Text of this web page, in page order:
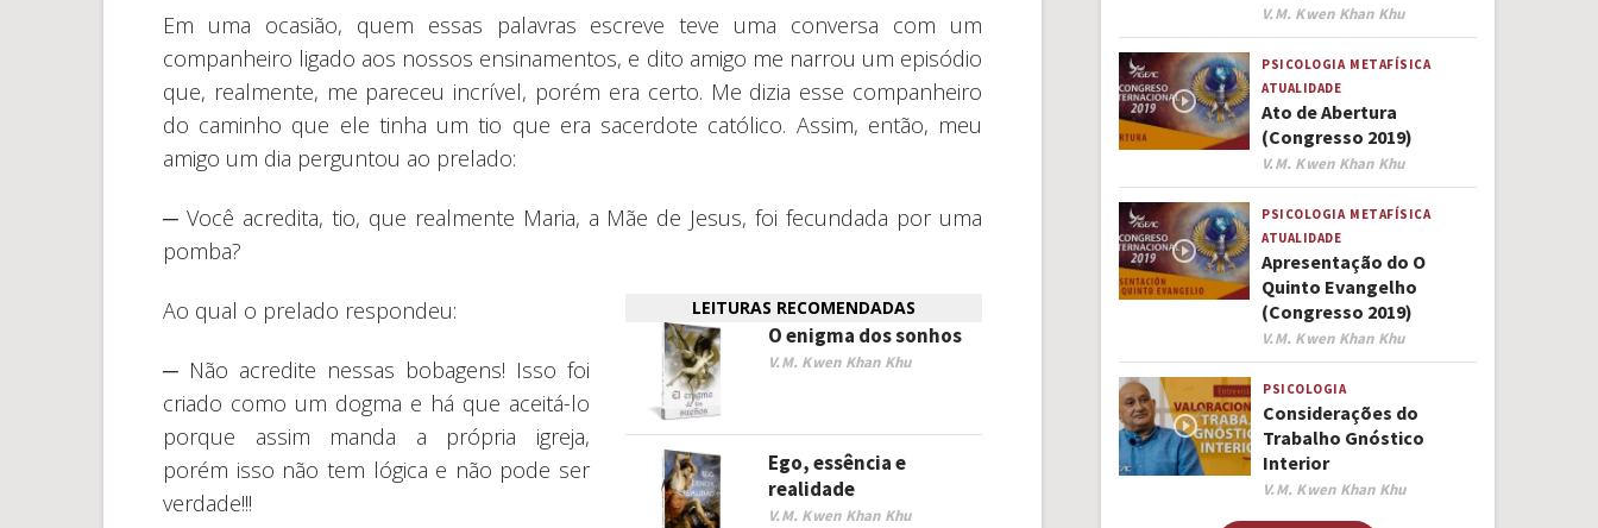
Em uma ocasião, quem essas palavras escreve teve uma conversa com um
companheiro ligado aos nossos ensinamentos, e dito amigo me narrou um episódio
que, realmente, me pareceu incrível, porém era certo. Me dizia esse companheiro
do caminho que ele tinha um tio que era sacerdote católico. Assim, então, meu
amigo um dia perguntou ao prelado:
─ Você acredita, tio, que realmente Maria, a Mãe de Jesus, foi fecundada por uma
pomba?
LEITURAS RECOMENDADAS
O enigma dos sonhos
V.M. Kwen Khan Khu
Ego, essência e
realidade
V.M. Kwen Khan Khu
Ao qual o prelado respondeu:
─ Não acredite nessas bobagens! Isso foi
criado como um dogma e há que aceitá-lo
porque assim manda a própria igreja,
porém isso não tem lógica e não pode ser
verdade!!!
Author
V.M. Kwen Khan Khu
PSICOLOGIA METAFÍSICA
ATUALIDADE
Ato de Abertura
(Congresso 2019)
Author
V.M. Kwen Khan Khu
PSICOLOGIA METAFÍSICA
ATUALIDADE
Apresentação do O
Quinto Evangelho
(Congresso 2019)
Author
V.M. Kwen Khan Khu
PSICOLOGIA
Considerações do
Trabalho Gnóstico
Interior
Author
V.M. Kwen Khan Khu